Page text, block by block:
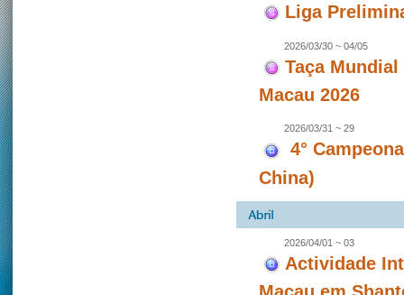
Liga
2026/03/30 ~ 04/05
Taça
Macau 2026
2026/03/31 ~ 29
4°
China)
2026/04/01 ~ 03
Actividade